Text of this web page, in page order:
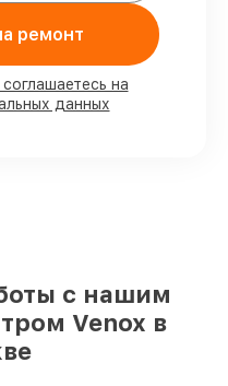
имеются на складе
доступны для
ремонт
на
данных
с нашим
Venox в